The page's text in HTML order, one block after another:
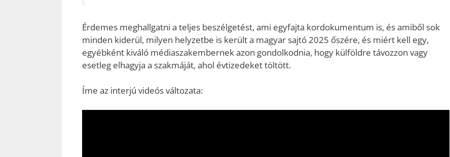
Érdemes meghallgatni a teljes beszélgetést, ami egyfajta kordokumentum is, és amiből sok
minden kiderül, milyen helyzetbe is került a magyar sajtó 2025 őszére, és miért kell egy,
egyébként kiváló médiaszakembernek azon gondolkodnia, hogy külföldre távozzon vagy
esetleg elhagyja a szakmáját, ahol évtizedeket töltött.
Íme az interjú videós változata: